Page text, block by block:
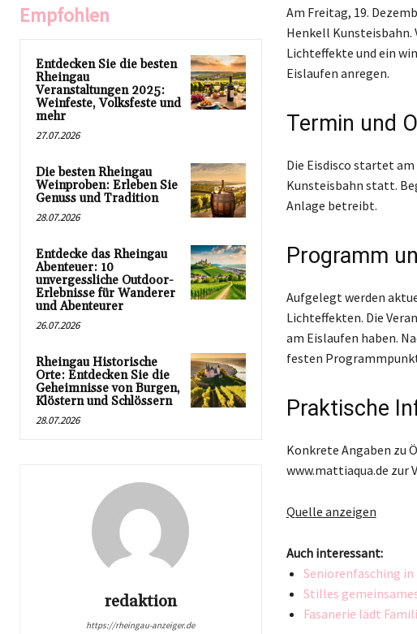
Empfohlen
Entdecken Sie die besten
Rheingau
Veranstaltungen 2025:
Weinfeste, Volksfeste und
mehr
27.07.2026
Die besten Rheingau
Weinproben: Erleben Sie
Genuss und Tradition
28.07.2026
Entdecke das Rheingau
Abenteuer: 10
unvergessliche Outdoor-
Erlebnisse für Wanderer
und Abenteurer
26.07.2026
Rheingau Historische
Orte: Entdecken Sie die
Geheimnisse von Burgen,
Klöstern und Schlössern
28.07.2026
redaktion
https://rheingau-anzeiger.de
Am Freitag, 19.
Henkell
Lichteffekte und ein
Eislaufen anregen.
Termin und
Die Eisdisco startet
Kunsteisbahn statt.
Anlage betreibt.
Programm
Aufgelegt werden
Lichteffekten. Die
am Eislaufen haben.
festen
Praktische
Konkrete Angaben zu
www.mattiaqua.de zur
Quelle anzeigen
Auch interessant:
Seniorenfasching
Stilles
Fasanerie lädt